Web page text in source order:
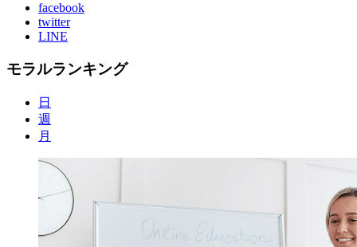
facebook
twitter
LINE
モラルランキング
日
週
月